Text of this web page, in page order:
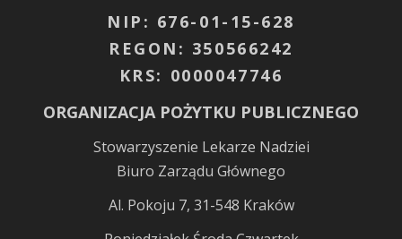
NIP: 676-01-15-628
REGON: 350566242
KRS: 0000047746
ORGANIZACJA POŻYTKU PUBLICZNEGO
Stowarzyszenie Lekarze Nadziei
Biuro Zarządu Głównego
Al. Pokoju 7, 31-548 Kraków